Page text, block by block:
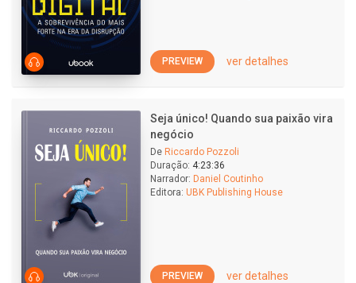
PREVIEW ver detalhes
Seja único! Quando sua paixão vira
negócio
De Riccardo Pozzoli
Duração: 4:23:36
Narrador: Daniel Coutinho
Editora: UBK Publishing House
PREVIEW ver detalhes